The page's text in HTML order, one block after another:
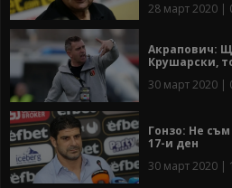
28 март 2020 |
Акрапович:
Крушарски,
30 март 2020 |
Гонзо: Не
17-и ден
30 март 2020 |